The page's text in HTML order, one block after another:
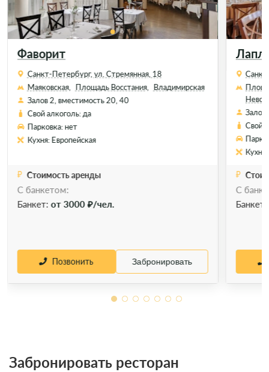
Фаворит
Санкт-Петербург, ул. Стремянная, 18
Маяковская,
Площадь Восстания,
Владимирская
Залов 2, вместимость 20, 40
Свой алкоголь: да
Парковка: нет
Кухня: Европейская
Стоимость аренды
С банкетом:
Банкет:от 3000 ₽/чел.
Позвонить Забронировать
Залов
Свой
С
Банкет:
Забронировать ресторан